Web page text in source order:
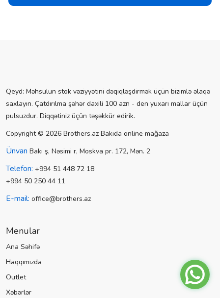
Qeyd: Məhsulun stok vəziyyətini dəqiqləşdirmək üçün bizimlə əlaqə
saxlayın. Çatdırılma şəhər daxili 100 azn - den yuxarı mallar üçün
pulsuzdur. Diqqətiniz üçün təşəkkür edirik.
Copyright © 2026 Brothers.az Bakıda online mağaza
Ünvan Bakı ş, Nəsimi r, Moskva pr. 172, Mən. 2
Telefon: +994 51 448 72 18
+994 50 250 44 11
E-mail: office@brothers.az
Menular
Ana Səhifə
Haqqımızda
Outlet
Xəbərlər